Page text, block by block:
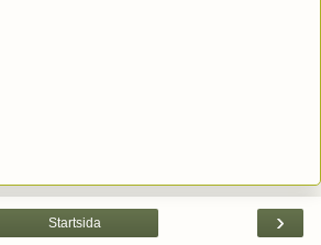
›
Startsida